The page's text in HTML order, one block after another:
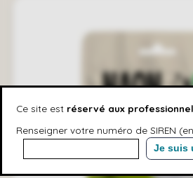
Ce site est réservé aux
Renseigner votre numéro de SIREN
Je suis